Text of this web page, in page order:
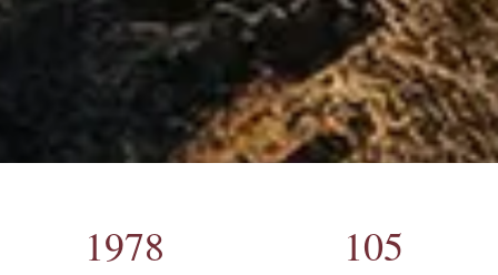
1978 105